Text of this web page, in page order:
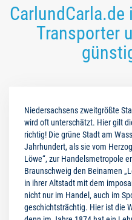
Transporter
Niedersachsens zweitgrößte
wird oft unterschätzt. Hier gilt
richtig! Die grüne Stadt am
Jahrhundert, als sie vom
Löwe“, zur Handelsmetropole
Braunschweig den Beinamen
in ihrer Altstadt mit dem
nicht nur im Handel, auch im
geschichtsträchtig. Hier ist die